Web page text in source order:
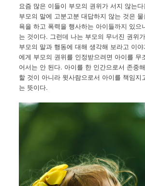
요즘 많은 이들이 부모의 권위가 서지 않는
부모의 말에 고분고분 대답하지 않는 것은
욕을 하고 폭력을 행사하는 아이들까지 있으
는 것이다. 그런데 나는 부모의 무너진 권위
부모의 말과 행동에 대해 생각해 보라고 이
에게 부모의 권위를 인정받으려면 아이를 무
어서는 안 된다. 아이를 한 인간으로서 존중
할 것이 아니라 윗사람으로서 아이를 책임지
는 뜻이다.